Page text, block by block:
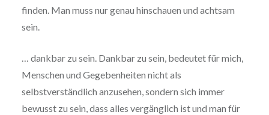
finden. Man muss nur genau hinschauen und achtsam
sein.
… dankbar zu sein. Dankbar zu sein, bedeutet für mich,
Menschen und Gegebenheiten nicht als
selbstverständlich anzusehen, sondern sich immer
bewusst zu sein, dass alles vergänglich ist und man für